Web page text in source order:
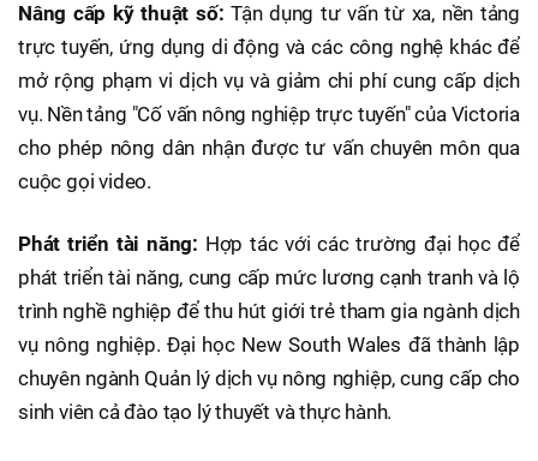
Nâng cấp kỹ thuật số:Tận dụng tư vấn từ xa, nền tảng
trực tuyến, ứng dụng di động và các công nghệ khác để
mở rộng phạm vi dịch vụ và giảm chi phí cung cấp dịch
vụ. Nền tảng "Cố vấn nông nghiệp trực tuyến" của Victoria
cho phép nông dân nhận được tư vấn chuyên môn qua
cuộc gọi video.
Phát triển tài năng: Hợp tác với các trường đại học để
phát triển tài năng, cung cấp mức lương cạnh tranh và lộ
trình nghề nghiệp để thu hút giới trẻ tham gia ngành dịch
vụ nông nghiệp. Đại học New South Wales đã thành lập
chuyên ngành Quản lý dịch vụ nông nghiệp, cung cấp cho
sinh viên cả đào tạo lý thuyết và thực hành.